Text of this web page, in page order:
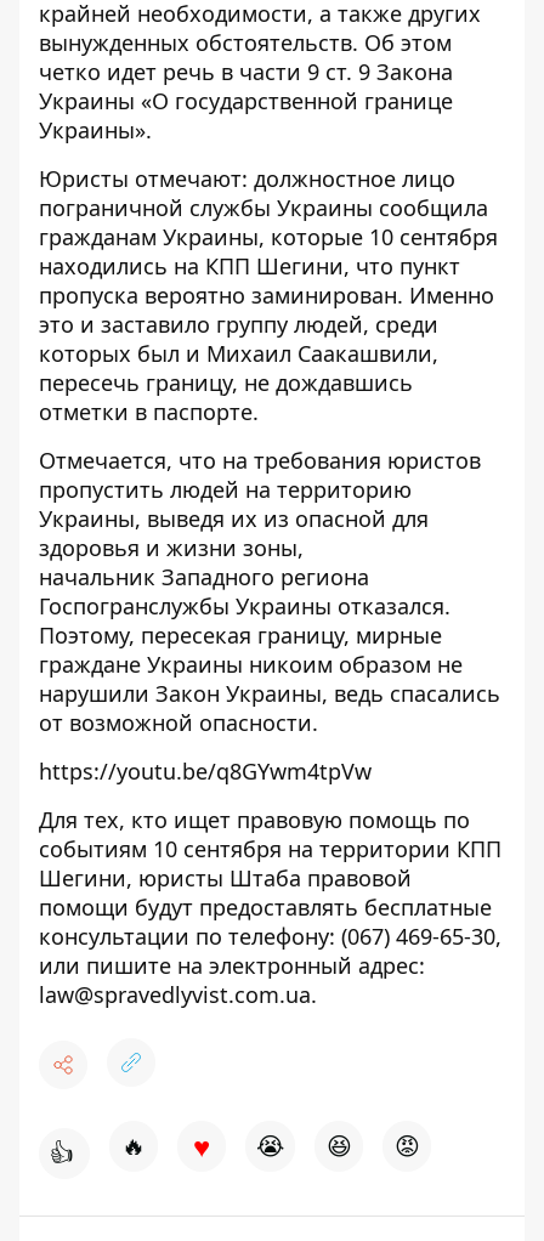
крайней необходимости, а также других
вынужденных обстоятельств. Об этом
четко идет речь в части 9 ст. 9 Закона
Украины «О государственной границе
Украины».
Юристы отмечают: должностное лицо
пограничной службы Украины сообщила
гражданам Украины, которые 10 сентября
находились на КПП Шегини, что пункт
пропуска вероятно заминирован. Именно
это и заставило группу людей, среди
которых был и Михаил Саакашвили,
пересечь границу, не дождавшись
отметки в паспорте.
Отмечается, что на требования юристов
пропустить людей на территорию
Украины, выведя их из опасной для
здоровья и жизни зоны,
начальник Западного региона
Госпогранслужбы Украины отказался.
Поэтому, пересекая границу, мирные
граждане Украины никоим образом не
нарушили Закон Украины, ведь спасались
от возможной опасности.
https://youtu.be/q8GYwm4tpVw
Для тех, кто ищет правовую помощь по
событиям 10 сентября на территории КПП
Шегини, юристы Штаба правовой
помощи будут предоставлять бесплатные
консультации по телефону: (067) 469-65-30,
или пишите на электронный адрес:
law@spravedlyvist.com.ua.
👍 🔥 ♥ 😭 😆 😡